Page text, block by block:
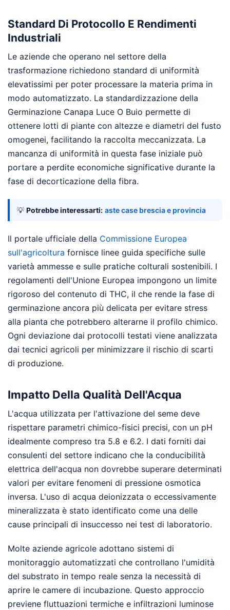
Standard Di Protocollo E Rendimenti
Industriali
Le aziende che operano nel settore della
trasformazione richiedono standard di uniformità
elevatissimi per poter processare la materia prima in
modo automatizzato. La standardizzazione della
Germinazione Canapa Luce O Buio permette di
ottenere lotti di piante con altezze e diametri del fusto
omogenei, facilitando la raccolta meccanizzata. La
mancanza di uniformità in questa fase iniziale può
portare a perdite economiche significative durante la
fase di decorticazione della fibra.
💡 Potrebbe interessarti: aste case brescia e provincia
Il portale ufficiale della Commissione Europea
sull'agricoltura fornisce linee guida specifiche sulle
varietà ammesse e sulle pratiche colturali sostenibili. I
regolamenti dell'Unione Europea impongono un limite
rigoroso del contenuto di THC, il che rende la fase di
germinazione ancora più delicata per evitare stress
alla pianta che potrebbero alterarne il profilo chimico.
Ogni deviazione dai protocolli testati viene analizzata
dai tecnici agricoli per minimizzare il rischio di scarti
di produzione.
Impatto Della Qualità Dell'Acqua
L'acqua utilizzata per l'attivazione del seme deve
rispettare parametri chimico-fisici precisi, con un pH
idealmente compreso tra 5.8 e 6.2. I dati forniti dai
consulenti del settore indicano che la conducibilità
elettrica dell'acqua non dovrebbe superare determinati
valori per evitare fenomeni di pressione osmotica
inversa. L'uso di acqua deionizzata o eccessivamente
mineralizzata è stato identificato come una delle
cause principali di insuccesso nei test di laboratorio.
Molte aziende agricole adottano sistemi di
monitoraggio automatizzati che controllano l'umidità
del substrato in tempo reale senza la necessità di
aprire le camere di incubazione. Questo approccio
previene fluttuazioni termiche e infiltrazioni luminose